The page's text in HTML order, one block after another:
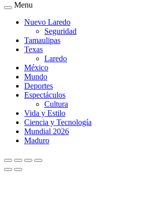
Menu
Nuevo Laredo
Seguridad
Tamaulipas
Texas
Laredo
México
Mundo
Deportes
Espectáculos
Cultura
Vida y Estilo
Ciencia y Tecnología
Mundial 2026
Maduro